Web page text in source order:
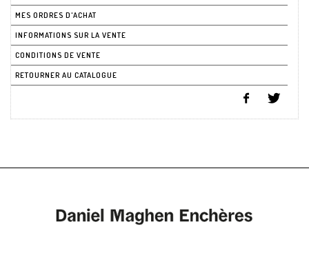
MES ORDRES D'ACHAT
INFORMATIONS SUR LA VENTE
CONDITIONS DE VENTE
RETOURNER AU CATALOGUE